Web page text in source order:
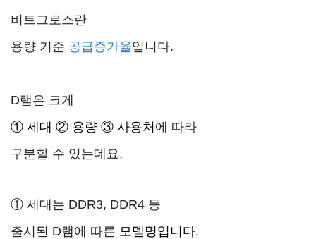
비트그로스란
용량 기준 공급증가율입니다.
D램은 크게
① 세대 ② 용량 ③ 사용처 에 따라
구분할 수 있는데요,
① 세대는 DDR3, DDR4 등
출시된 D램에 따른 모델명입니다.